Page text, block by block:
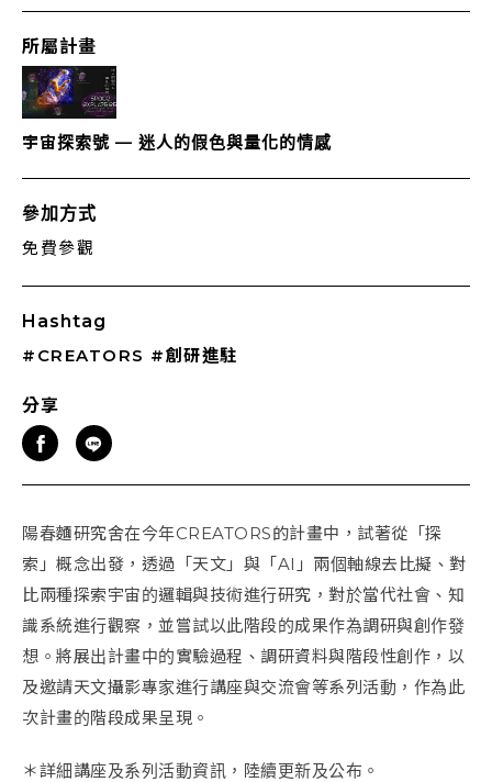
所屬計畫
宇宙探索號 — 迷人的假色與量化的情感
參加方式
免費參觀
Hashtag
#CREATORS #創研進駐
分享
陽春麵研究舍在今年CREATORS的計畫中，試著從「探
索」概念出發，透過「天文」與「AI」兩個軸線去比擬、對
比兩種探索宇宙的邏輯與技術進行研究，對於當代社會、知
識系統進行觀察，並嘗試以此階段的成果作為調研與創作發
想。將展出計畫中的實驗過程、調研資料與階段性創作，以
及邀請天文攝影專家進行講座與交流會等系列活動，作為此
次計畫的階段成果呈現。
＊詳細講座及系列活動資訊，陸續更新及公布。